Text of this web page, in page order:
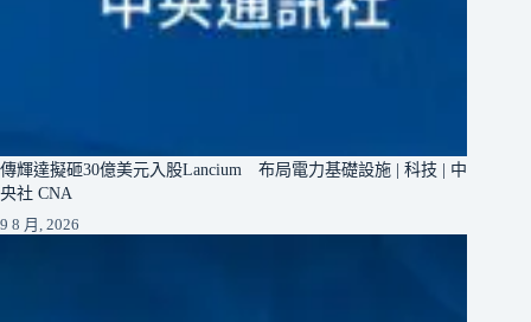
傳輝達擬砸30億美元入股Lancium 布局電力基礎設施 | 科技 | 中
央社 CNA
9 8 月, 2026